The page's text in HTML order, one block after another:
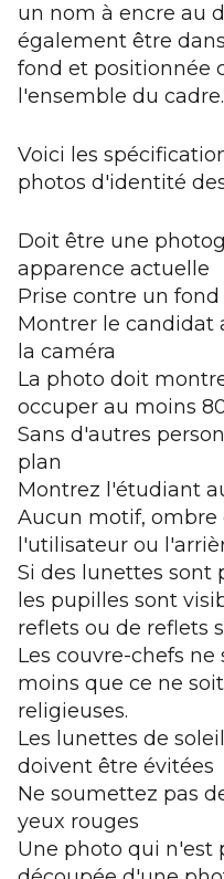
un nom à encre au
également être
fond et positionnée
l'ensemble du cadre.
Voici les
photos d'identité
Doit être une
apparence actuelle
Prise contre un fond
Montrer le candidat
la caméra
La photo doit
occuper au moins
Sans d'autres
plan
Montrez l'étudiant
Aucun motif, ombre
l'utilisateur ou
Si des lunettes sont
les pupilles sont
reflets ou de reflets
Les couvre-chefs ne
moins que ce ne
religieuses.
Les lunettes de
doivent être évitées
Ne soumettez pas
yeux rouges
Une photo qui n'est